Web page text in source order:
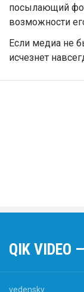
посылающий
возможности
Если медиа не
исчезнет
QIK
vedensky